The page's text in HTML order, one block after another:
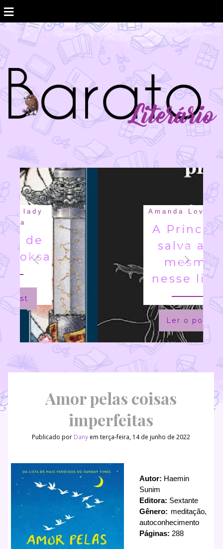
≡
Amanda Lovelace
A Princesa
salva a si
mesma
nesse livro
Ler o post
Amor pelas coisas
imperfeitas
Publicado por Dany em terça-feira, 14 de junho de 2022
Autor: Haemin
Sunim
Editora: Sextante
Gênero: meditação,
autoconhecimento
Páginas: 288